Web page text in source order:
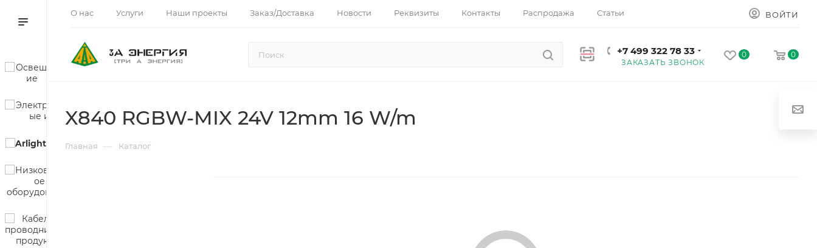
О нас Услуги Наши проекты Заказ/Доставка Новости Реквизиты Контакты Распродажа Статьи ВОЙТИ
+7 499 322 78 33
ЗАКАЗАТЬ ЗВОНОК
0 0
X840 RGBW-MIX 24V 12mm 16 W/m
Главная — Каталог